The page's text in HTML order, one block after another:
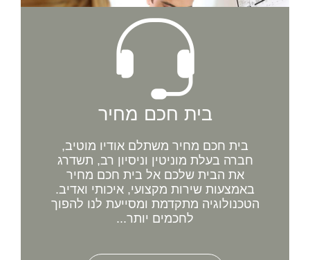
בית חכם מחיר
בית חכם מחיר משתלם אודיו מוטיב,
חברה בעלת מוניטין וניסיון רב, תשדרג
את הבית שלכם אל בית חכם מחיר
באמצעות שירות מקצועי, איכותי ואדיב.
הטכנולוגיה מתקדמת ומסייעת לנו להפוך
לחכמים יותר...